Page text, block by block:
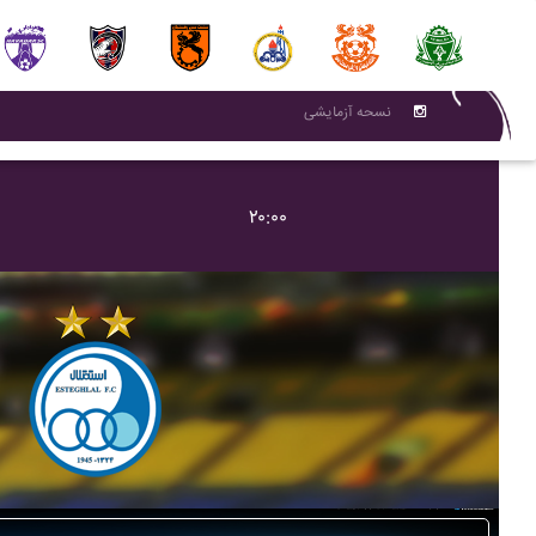
نسحه آزمایشی
۲۰:۰۰